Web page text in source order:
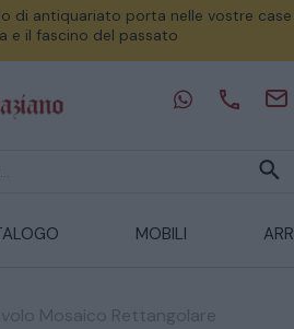
di antiquariato porta nelle vostre case
e il fascino del passato
MOBILI
Mosaico Rettangolare